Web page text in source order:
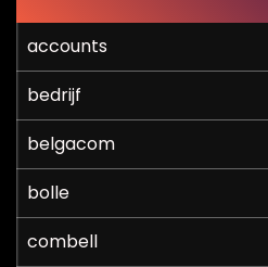
accounts
bedrijf
belgacom
bolle
combell